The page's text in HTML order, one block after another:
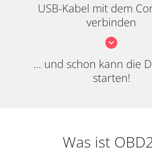
USB-Kabel mit dem
verbinden
… und schon kann die
starten!
Was ist